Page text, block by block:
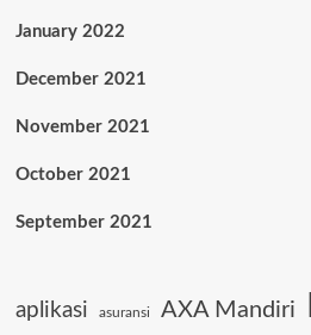
January 2022
December 2021
November 2021
October 2021
September 2021
aplikasi asuransi AXA Mandiri